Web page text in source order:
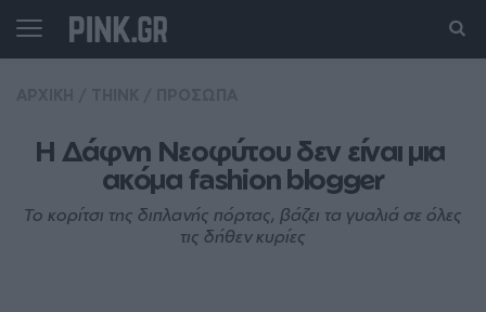
Η Δάφνη Νεοφύτου δεν είναι μια
ακόμα fashion blogger
Το κορίτσι της διπλανής πόρτας, βάζει τα γυαλιά σε όλες
τις δήθεν κυρίες